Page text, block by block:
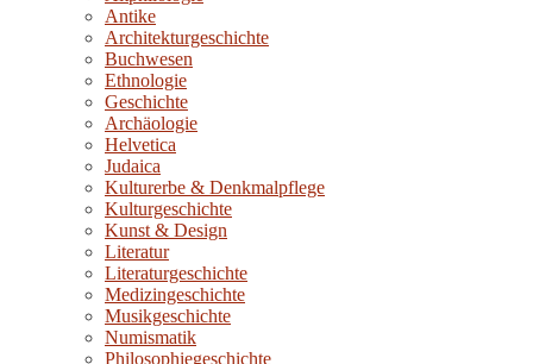
Antike
Architekturgeschichte
Buchwesen
Ethnologie
Geschichte
Archäologie
Helvetica
Judaica
Kulturerbe & Denkmalpflege
Kulturgeschichte
Kunst & Design
Literatur
Literaturgeschichte
Medizingeschichte
Musikgeschichte
Numismatik
Philosophiegeschichte